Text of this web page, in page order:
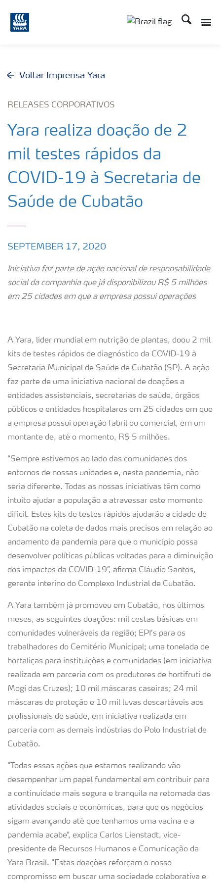
Busca
Voltar Imprensa Yara
RELEASES CORPORATIVOS
Yara realiza doação de 2
mil testes rápidos da
COVID-19 à Secretaria de
Saúde de Cubatão
SEPTEMBER 17, 2020
Iniciativa faz parte de ação nacional de responsabilidade
social da companhia que já disponibilizou R$ 5 milhões
em 25 cidades em que a empresa possui operações
A Yara, líder mundial em nutrição de plantas, doou 2 mil
kits de testes rápidos de diagnóstico da COVID-19 à
Secretaria Municipal de Saúde de Cubatão (SP). A ação
faz parte de uma iniciativa nacional de doações a
entidades assistenciais, secretarias de saúde, órgãos
públicos e entidades hospitalares em 25 cidades em que
a empresa possui operação fabril ou comercial, em um
montante de, até o momento, R$ 5 milhões.
“Sempre estivemos ao lado das comunidades dos
entornos de nossas unidades e, nesta pandemia, não
seria diferente. Todas as nossas iniciativas têm como
intuito ajudar a população a atravessar este momento
difícil. Estes kits de testes rápidos ajudarão a cidade de
Cubatão na coleta de dados mais precisos em relação ao
andamento da pandemia para que o município possa
desenvolver políticas públicas voltadas para a diminuição
dos impactos da COVID-19”, afirma Cláudio Santos,
gerente interino do Complexo Industrial de Cubatão.
A Yara também já promoveu em Cubatão, nos últimos
meses, as seguintes doações: mil cestas básicas em
comunidades vulneráveis da região; EPI’s para os
trabalhadores do Cemitério Municipal; uma tonelada de
hortaliças para instituições e comunidades (em iniciativa
realizada em parceria com os produtores de hortifruti de
Mogi das Cruzes); 10 mil máscaras caseiras; 24 mil
máscaras de proteção e 10 mil luvas descartáveis aos
profissionais de saúde, em iniciativa realizada em
parceria com as demais indústrias do Polo Industrial de
Cubatão.
“Todas essas ações que estamos realizando vão
desempenhar um papel fundamental em contribuir para
a continuidade mais segura e tranquila na retomada das
atividades sociais e econômicas, para que os negócios
sigam avançando até que tenhamos uma vacina e a
pandemia acabe”, explica Carlos Lienstadt, vice-
presidente de Recursos Humanos e Comunicação da
Yara Brasil. “Estas doações reforçam o nosso
compromisso em buscar uma sociedade colaborativa e